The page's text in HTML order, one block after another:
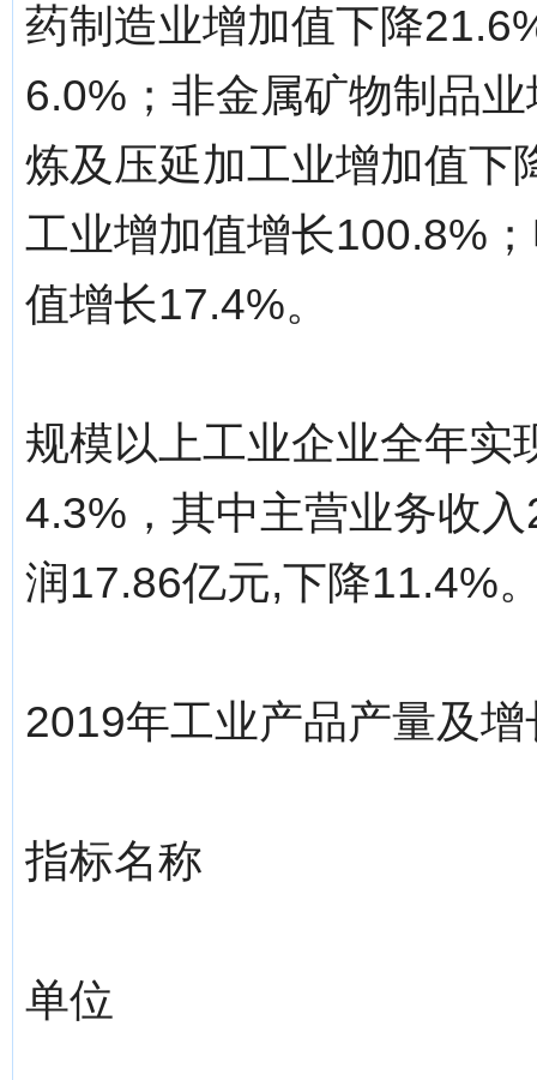
药制造业增加值下降
6.0%；非金属矿物制品
炼及压延加工业增加值下
工业增加值增长100.8%
值增长17.4%。
规模以上工业企业全年实
4.3%，其中主营业务收
润17.86亿元,下降11.4%
2019年工业产品产量及增
指标名称
单位